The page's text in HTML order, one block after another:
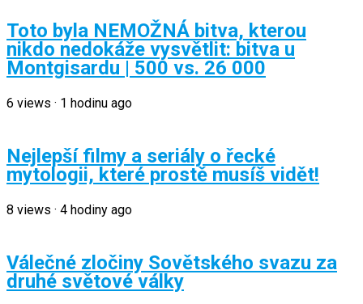
Toto byla NEMOŽNÁ bitva, kterou
nikdo nedokáže vysvětlit: bitva u
Montgisardu | 500 vs. 26 000
6 views · 1 hodinu ago
Nejlepší filmy a seriály o řecké
mytologii, které prostě musíš vidět!
8 views · 4 hodiny ago
Válečné zločiny Sovětského svazu za
druhé světové války